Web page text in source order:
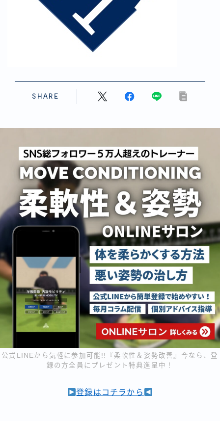
SHARE
公式LINEから気軽に参加可能!!『柔軟性＆姿勢改善』今なら、登
録の方全員にプレゼント特典進呈中！
登録はコチラから